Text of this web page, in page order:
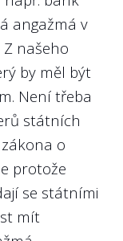
firem
ukazatelem
státní
zájmy
měřitelné a
majetek
angažmá v
našeho
by měl být
Není třeba
státních
o
protože
se státními
mít